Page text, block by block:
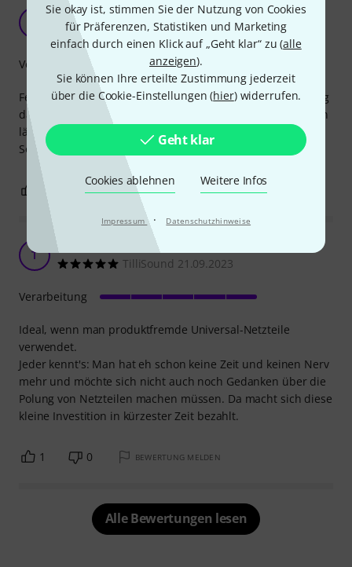
Sie okay ist, stimmen Sie der Nutzung von Cookies
für Präferenzen, Statistiken und Marketing
einfach durch einen Klick auf „Geht klar“ zu (alle
anzeigen).
Sie können Ihre erteilte Zustimmung jederzeit
über die Cookie-Einstellungen (hier) widerrufen.
Geht klar
Cookies ablehnen Weitere Infos
Impressum · Datenschutzhinweise
Schön, dass es Dich gibt
Joerg S. 15.10.2021
Feines kleines Tool, dass macht was es soll. Bin froh zufällig
darüber gestolpert zu sein, denn das hätte ich gerne schon
länger gehabt.
So ist ein schneller check der Polung ein Kinderspiel.
Verarbeitung
0 BEWERTUNG MELDEN
T Äußerst nützliches Tool
TilliSound 21.09.2023
Ideal, wenn man produktfremde Universal-Netzteile
verwendet.
Jeder kennt's: Man hat eh schon keine Zeit und keinen Nerv
mehr und möchte sich nicht auch noch Gedanken über die
Polung von Netzteilen machen müssen. Da macht sich diese
kleine Investition in kürzester Zeit bezahlt.
Verarbeitung
1 0 BEWERTUNG MELDEN
Alle Bewertungen lesen